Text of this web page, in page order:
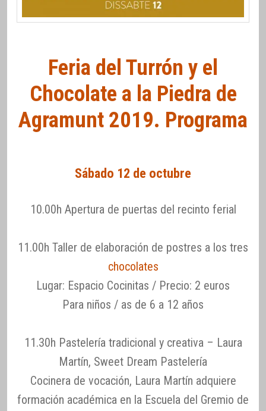
Feria del Turrón y el
Chocolate a la Piedra de
Agramunt 2019. Programa
Sábado 12 de octubre
10.00h Apertura de puertas del recinto ferial
11.00h Taller de elaboración de postres a los tres
chocolates
Lugar: Espacio Cocinitas / Precio: 2 euros
Para niños / as de 6 a 12 años
11.30h Pastelería tradicional y creativa – Laura
Martín, Sweet Dream Pastelería
Cocinera de vocación, Laura Martín adquiere
formación académica en la Escuela del Gremio de